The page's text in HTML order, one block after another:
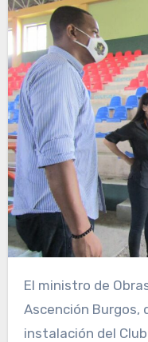
El ministro de
Ascención Burgos,
instalación del